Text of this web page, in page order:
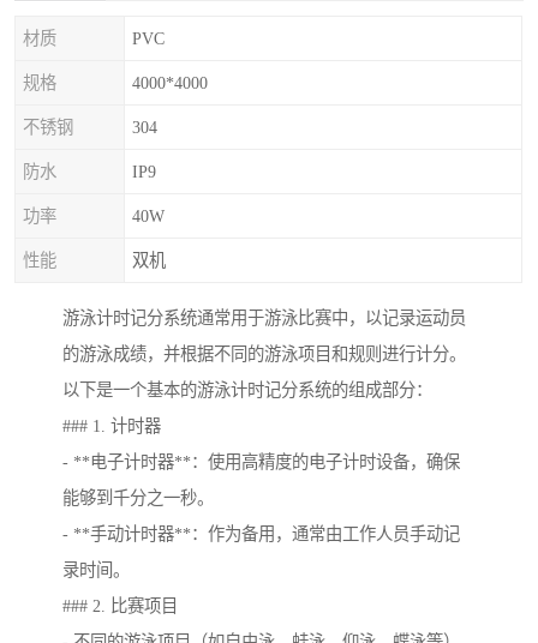
材质 PVC
规格 4000*4000
不锈钢 304
防水 IP9
功率 40W
性能 双机
游泳计时记分系统通常用于游泳比赛中，以记录运动员
的游泳成绩，并根据不同的游泳项目和规则进行计分。
以下是一个基本的游泳计时记分系统的组成部分：
### 1. 计时器
- **电子计时器**：使用高精度的电子计时设备，确保
能够到千分之一秒。
- **手动计时器**：作为备用，通常由工作人员手动记
录时间。
### 2. 比赛项目